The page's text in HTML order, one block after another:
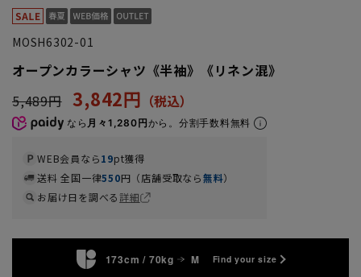
MOSH6302-01
オープンカラーシャツ《半袖》《リネン混》
5,489円 3,842円
なら 月々1,280円から。分割手数料無料
WEB会員なら19pt獲得
送料 全国一律550円（店舗受取なら無料）
お届け日を調べる詳細
173cm / 70kg M Find your size